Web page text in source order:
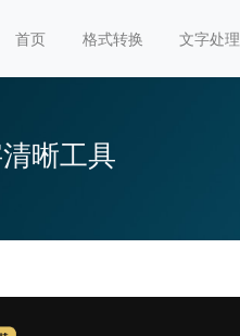
首页 格式转换 文字处理
晰工具